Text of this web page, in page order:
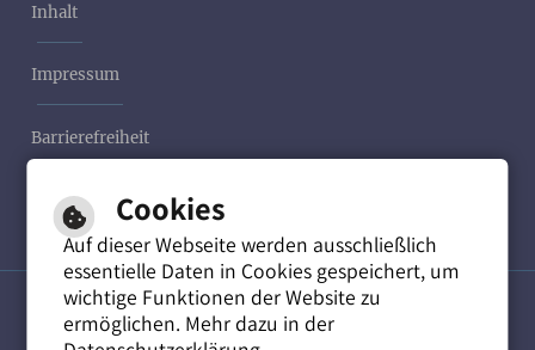
Inhalt
Impressum
Barrierefreiheit
Datenschutzerklärung
Leichte Sprache
Cookies
Auf dieser Webseite werden ausschließlich
essentielle Daten in Cookies gespeichert, um
wichtige Funktionen der Website zu
ermöglichen. Mehr dazu in der